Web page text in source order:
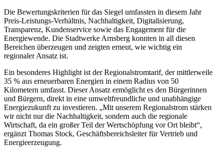
Die Bewertungskriterien für das Siegel umfassten in diesem Jahr
Preis-Leistungs-Verhältnis, Nachhaltigkeit, Digitalisierung,
Transparenz, Kundenservice sowie das Engagement für die
Energiewende. Die Stadtwerke Arnsberg konnten in all diesen
Bereichen überzeugen und zeigten erneut, wie wichtig ein
regionaler Ansatz ist.
Ein besonderes Highlight ist der Regionalstromtarif, der mittlerweile
35 % aus erneuerbaren Energien in einem Radius von 50
Kilometern umfasst. Dieser Ansatz ermöglicht es den Bürgerinnen
und Bürgern, direkt in eine umweltfreundliche und unabhängige
Energiezukunft zu investieren. „Mit unserem Regionalstrom stärken
wir nicht nur die Nachhaltigkeit, sondern auch die regionale
Wirtschaft, da ein großer Teil der Wertschöpfung vor Ort bleibt“,
ergänzt Thomas Stock, Geschäftsbereichsleiter für Vertrieb und
Energieerzeugung.